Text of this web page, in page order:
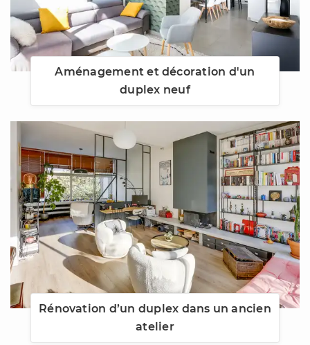
Aménagement et décoration d'un
duplex neuf
Rénovation d’un duplex dans un ancien
atelier